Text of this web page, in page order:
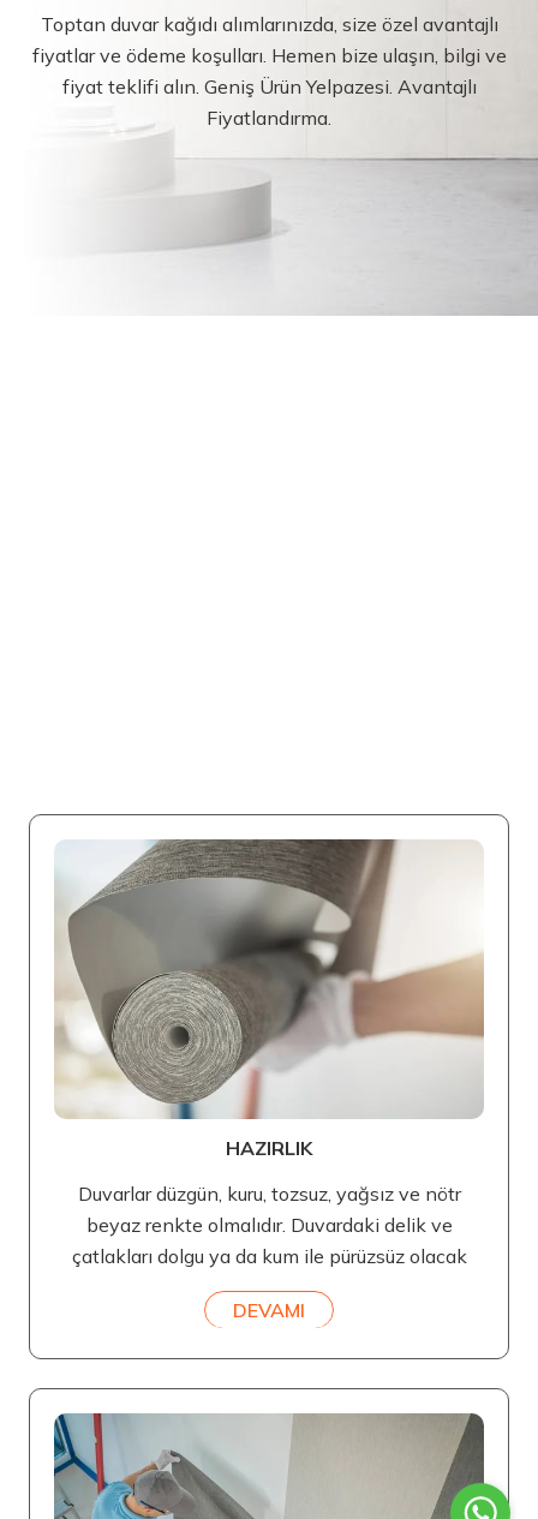
Toptan duvar kağıdı alımlarınızda, size özel avantajlı
fiyatlar ve ödeme koşulları. Hemen bize ulaşın, bilgi ve
fiyat teklifi alın. Geniş Ürün Yelpazesi. Avantajlı
Fiyatlandırma.
HAZIRLIK
Duvarlar düzgün, kuru, tozsuz, yağsız ve nötr
beyaz renkte olmalıdır. Duvardaki delik ve
çatlakları dolgu ya da kum ile pürüzsüz olacak
DEVAMI